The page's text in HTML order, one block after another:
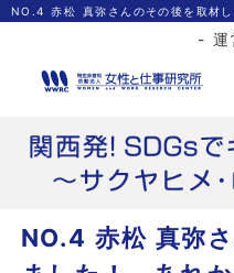
- 運
NO.4 赤松 真弥